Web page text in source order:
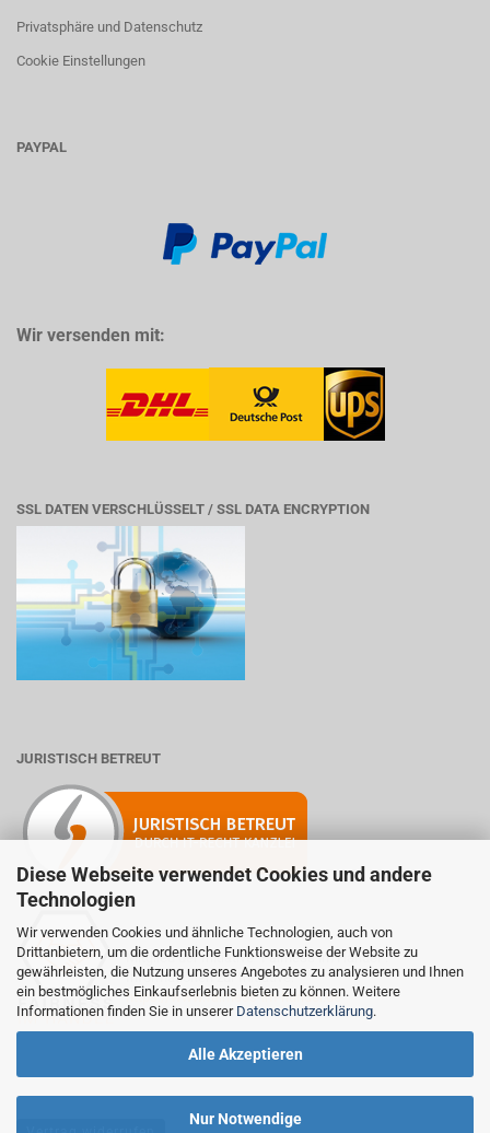
Diese Webseite verwendet Cookies und andere
Technologien
Wir verwenden Cookies und ähnliche Technologien, auch von
Drittanbietern, um die ordentliche Funktionsweise der Website zu
gewährleisten, die Nutzung unseres Angebotes zu analysieren und Ihnen
ein bestmögliches Einkaufserlebnis bieten zu können. Weitere
Informationen finden Sie in unserer Datenschutzerklärung.
Alle Akzeptieren
Nur Notwendige
Privatsphäre und Datenschutz
Cookie Einstellungen
PAYPAL
Wir versenden mit:
SSL DATEN VERSCHLÜSSELT / SSL DATA ENCRYPTION
JURISTISCH BETREUT
Mitglied der Initiative "Fairness im Handel".
Informationen zur Initiative:
https://www.fairness-im-handel.de